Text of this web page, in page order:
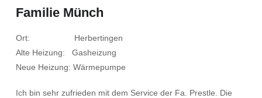
Familie Münch
Ort: Herbertingen
Alte Heizung: Gasheizung
Neue Heizung: Wärmepumpe
Ich bin sehr zufrieden mit dem Service der Fa. Prestle. Die